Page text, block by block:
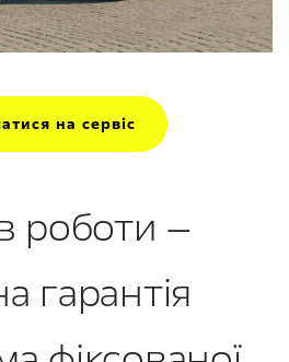
на сервіс
роботи —
гарантія